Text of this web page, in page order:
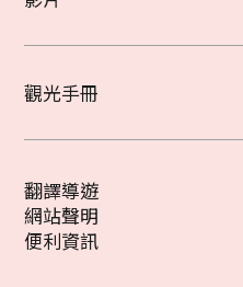
觀光手冊
翻譯導遊
網站聲明
便利資訊